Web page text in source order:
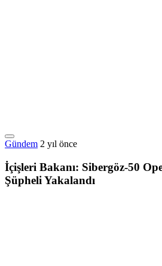
Gündem 2 yıl önce
İçişleri Bakanı: Sibergöz-50
Şüpheli Yakalandı